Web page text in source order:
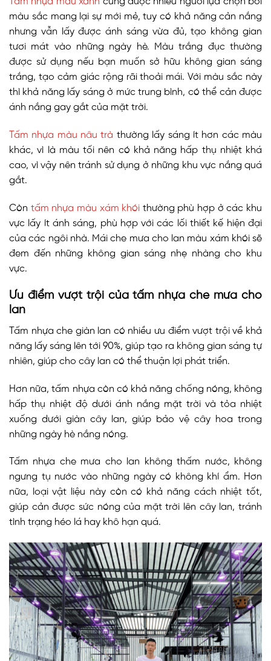
màu sắc mang lại sự mới mẻ, tuy có khả năng cản nắng
nhưng vẫn lấy được ánh sáng vừa đủ, tạo không gian
tươi mát vào những ngày hè.
Màu trắng đục thường
được sử dụng nếu bạn muốn sở hữu không gian sáng
trắng, tạo cảm giác rộng rãi thoải mái. Với màu sắc này
thì khả năng lấy sáng ở mức trung bình, có thể cản được
ánh nắng gay gắt của mặt trời.
Tấm nhựa màu nâu trà thường lấy sáng ít hơn các màu
khác, vì là màu tối nên có khả năng hấp thụ nhiệt khá
cao, vì vậy nên tránh sử dụng ở những khu vực nắng quá
gắt.
Còn tấm nhựa màu xám khói thường phù hợp ở các khu
vực lấy ít ánh sáng, phù hợp với các lối thiết kế hiện đại
của các ngôi nhà. Mái che mưa cho lan màu xám khói sẽ
đem đến những không gian sáng nhẹ nhàng cho khu
vực.
Ưu điểm vượt trội của tấm nhựa che mưa cho
lan
Tấm nhựa che giàn lan có nhiều ưu điểm vượt trội về khả
năng lấy sáng lên tới 90%, giúp tạo ra không gian sáng tự
nhiên, giúp cho cây lan có thể thuận lợi phát triển.
Hơn nữa, tấm nhựa còn có khả năng chống nóng, không
hấp thụ nhiệt độ dưới ánh nắng mặt trời và tỏa nhiệt
xuống dưới giàn cây lan, giúp bảo vệ cây hoa trong
những ngày hè nắng nóng.
Tấm nhựa che mưa cho lan không thấm nước, không
ngưng tụ nước vào những ngày có không khí ẩm. Hơn
nữa, loại vật liệu này còn có khả năng cách nhiệt tốt,
giúp cản được sức nóng của mặt trời lên cây lan, tránh
tình trạng héo lá hay khô hạn quá.